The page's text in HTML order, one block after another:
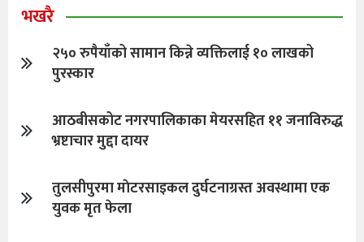
भखरै
२५० रुपैयाँको सामान किन्ने व्यक्तिलाई १० लाखको
पुरस्कार
आठबीसकोट नगरपालिकाका मेयरसहित ११ जनाविरुद्ध
भ्रष्टाचार मुद्दा दायर
तुलसीपुरमा माेटरसाइकल दुर्घटनाग्रस्त अवस्थामा एक
युवक मृत फेला